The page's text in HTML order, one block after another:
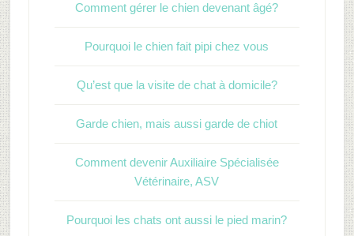
Comment gérer le chien devenant âgé?
Pourquoi le chien fait pipi chez vous
Qu’est que la visite de chat à domicile?
Garde chien, mais aussi garde de chiot
Comment devenir Auxiliaire Spécialisée
Vétérinaire, ASV
Pourquoi les chats ont aussi le pied marin?